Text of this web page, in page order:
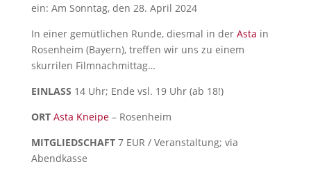
ein: Am Sonntag, den 28. April 2024
In einer gemütlichen Runde, diesmal in der Asta in
Rosenheim (Bayern), treffen wir uns zu einem
skurrilen Filmnachmittag…
EINLASS 14 Uhr; Ende vsl. 19 Uhr (ab 18!)
ORT Asta Kneipe– Rosenheim
MITGLIEDSCHAFT7 EUR / Veranstaltung; via
Abendkasse